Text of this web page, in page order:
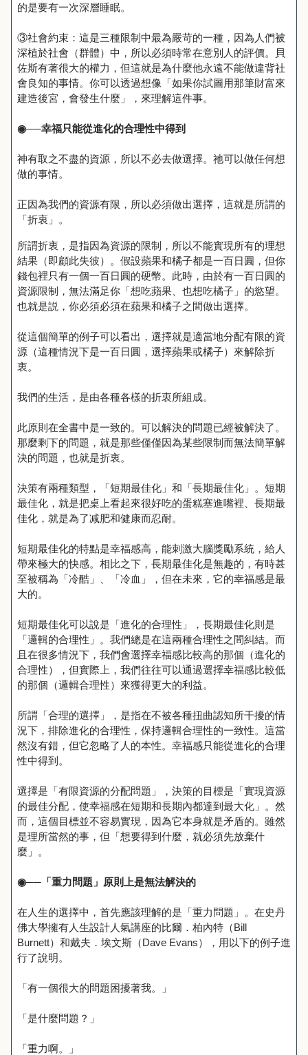
的是要有一次深層睡眠。
③社會約束：這是三種限制中最為嚴苛的一種，因為人們被
深植於社會（群體）中，所以必須時常在意別人的評價。貝
佐斯有著很大的權力，但這就是為什麼他永遠不能做違背社
會良知的事情。你可以透過想像「如果你試圖用那筆財富來
建造後宮，會發生什麼」，來理解這件事。
◉──幸福只能從進化的合理性中得到
神有取之不盡的資源，所以不必去做選擇。祂可以做任何想
做的事情。
正因為我們的資源有限，所以必須做出選擇，這就是所謂的
「折衷」。
所謂折衷，是指因為資源的限制，所以不能實現所有的理想
結果（即顧此失彼）。假設蘋果和橘子都是一百日圓，但你
錢包裡只有一個一百日圓的硬幣。此時，由於有一百日圓的
資源限制，無法滿足你「想吃蘋果、也想吃橘子」的慾望。
也就是説，你必須必須在蘋果和橘子之間做出選擇。
從這個簡單的例子可以看出，選擇就是適當地分配有限的資
源（這種情況下是一百日圓，選擇蘋果或橘子）來解除折
衷。
我們的生活，是由各種各樣的折衷所組成。
此原則在全書中是一致的。可以解決的問題已經被解決了。
那麼剩下的問題，就是那些僅僅因為某些限制而無法簡單解
決的問題，也就是折衷。
決策有兩種類型，「短期最佳化」和「長期最佳化」。短期
最佳化，就是把桌上看起來很好吃的蛋糕塞進嘴裡、長期最
佳化，就是為了减肥和健康而忍耐。
短期最佳化的特點是幸福感高，能刺激大腦獎勵系統，給人
帶來極大的快感。相比之下，長期最佳化是無趣的，有時甚
至被稱為「冷酷」、「冷血」，但在未來，它的幸福感是最
大的。
短期最佳化可以說是「進化的合理性」，長期最佳化則是
「邏輯的合理性」。我們總是在這兩種合理性之間糾結。而
且在很多情況下，我們會選擇幸福感比較高的那個（進化的
合理性），但實際上，我們往往可以通過選擇幸福感比較低
的那個（邏輯合理性）來獲得更大的利益。
所謂「合理的選擇」，是指在不被各種扭曲認知所干擾的情
況下，排除進化的合理性，保持邏輯合理性的一致性。這當
然沒有錯，但它忽略了人的本性。幸福感只能從進化的合理
性中得到。
選擇是「有限資源的分配問題」，決策的目標是「實現資源
的最佳分配，使幸福感在短期和長期內都達到最大化」。然
而，這個目標並不容易實現，因為它本身就是矛盾的。雖然
是理所當然的事，但「想要得到什麼，就必須先放棄什
麼」。
◉──「重力問題」原則上是無法解決的
在人生的選擇中，首先應該理解的是「重力問題」。在史丹
佛大學擁有人生設計人氣講座的比爾．柏內特（Bill
Burnett）和戴夫．埃文斯（Dave Evans），用以下的例子進
行了說明。
「有一個很大的問題困擾著我。」
「是什麼問題？」
「重力啊。」